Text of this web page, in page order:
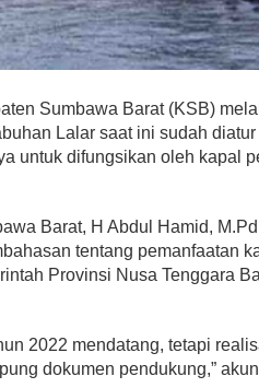
Sumbawa Barat (KSB)
Lalar saat ini sudah
untuk difungsikan oleh kapal
Barat, H Abdul Hamid, M.Pd
tentang pemanfaatan
Provinsi Nusa Tenggara
2022 mendatang, tetapi
dokumen pendukung,”